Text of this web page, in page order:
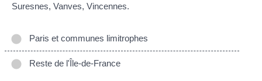
Suresnes, Vanves, Vincennes.
Paris et communes limitrophes
Reste de l'Île-de-France